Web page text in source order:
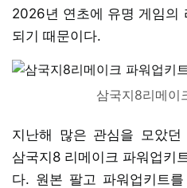
2026년 연초에 유명 게임의
되기 때문이다.
삼국지8리메이
지난해 많은 관심을 모았
삼국지8 리메이크 파워업키
다. 원본 팔고 파워업키트